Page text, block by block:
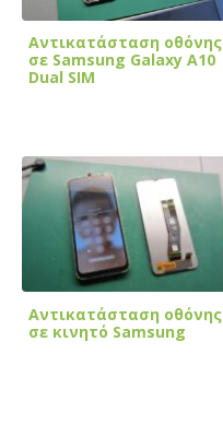
Αντικατάσταση οθόνης
σε Samsung Galaxy A10
Dual SIM
Αντικατάσταση οθόνης
σε κινητό Samsung